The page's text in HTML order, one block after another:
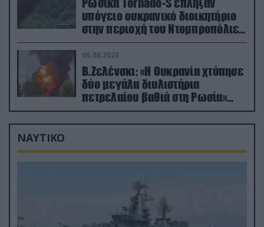
Ρωσικά Tornado-S έπληξαν
υπόγειο ουκρανικό διοικητήριο
στην περιοχή του Ντομπροπόλιε
(βίντεο)
06.08.2026
Β.Ζελένσκι: «Η Ουκρανία χτύπησε
δύο μεγάλα διυλιστήρια
πετρελαίου βαθιά στη Ρωσία»
(βίντεο)
ΝΑΥΤΙΚΟ